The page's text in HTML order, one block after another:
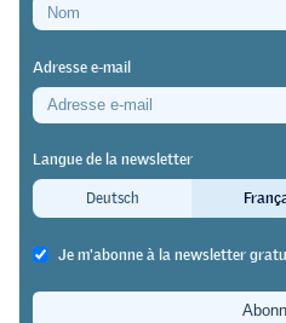
06/07/23
Ouvrage sur la validation
Dans quelle
des acquis de
rentable ?
Adresse e-mail
Langue de la newsletter
Deutsch
Je m'abonne à la newsletter